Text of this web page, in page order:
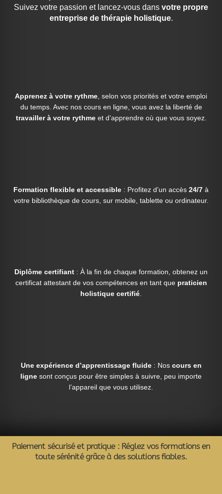
Suivez votre passion et lancez-vous dans votre propre
entreprise de thérapie holistique.
Apprenez à votre rythme , selon vos priorités et votre emploi
du temps. Avec nos cours en ligne, vous avez la liberté de
travailler à votre rythmeet d’apprendre où que vous soyez.
Formation flexible et accessible : Profitez d’un accès 24/7 à
votre bibliothèque de cours, sur mobile, tablette ou ordinateur.
Diplôme certifiant : À la fin de chaque formation, obtenez un
certificat attestant de vos compétences en tant que praticien
holistique certifié
Une expérience d’apprentissage fluide: Nos cours en
ligne sont conçus pour être simples à suivre, peu importe
l’appareil que vous utilisez.
Paiement sécurisé et pratique : Réglez vos formations en
toute sérénité grâce à des solutions fiables.